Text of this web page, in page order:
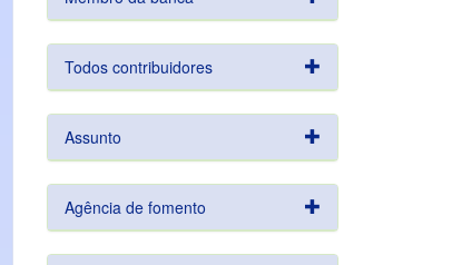
Todos contribuidores
Assunto
Agência de fomento